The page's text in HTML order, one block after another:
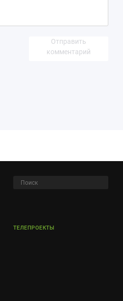
Отправить
комментарий
ТЕЛЕПРОЕКТЫ